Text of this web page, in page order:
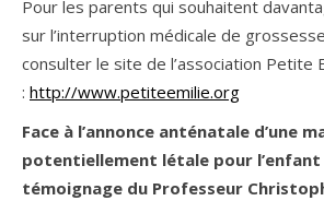
Pour les parents qui souhaitent
sur l’interruption médicale de
consulter le site de l’association Petite
: http://www.petiteemilie.org
Face à l’annonce anténatale d’une
potentiellement létale pour
témoignage du Professeur